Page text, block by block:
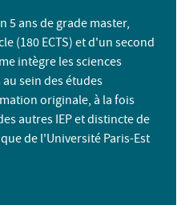
5 ans de grade master,
(180 ECTS) et d'un second
intègre les sciences
sein des études
originale, à la fois
autres IEP et distincte de
de l'Université Paris-Est